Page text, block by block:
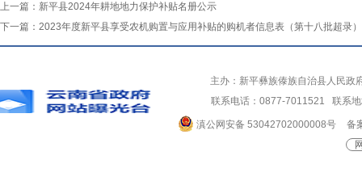
上一篇： 新平县2024年耕地地力保护补贴名册公示
下一篇： 2023年度新平县享受农机购置与应用补贴的购机者信息表（第十八批超录）
主办：新平彝族傣族自治县人民
联系电话：0877-7011521 联系
滇公网安备 53042702000008号
备